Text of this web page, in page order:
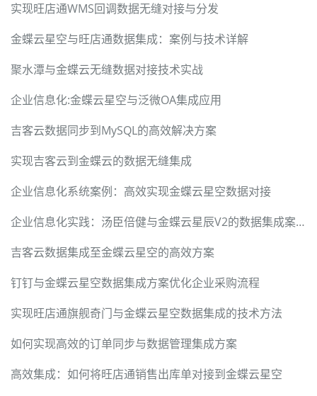
实现旺店通WMS回调数据无缝对接与分发
金蝶云星空与旺店通数据集成：案例与技术详解
聚水潭与金蝶云无缝数据对接技术实战
企业信息化:金蝶云星空与泛微OA集成应用
吉客云数据同步到MySQL的高效解决方案
实现吉客云到金蝶云的数据无缝集成
企业信息化系统案例：高效实现金蝶云星空数据对接
企业信息化实践：汤臣倍健与金蝶云星辰V2的数据集成案例
吉客云数据集成至金蝶云星空的高效方案
钉钉与金蝶云星空数据集成方案优化企业采购流程
实现旺店通旗舰奇门与金蝶云星空数据集成的技术方法
如何实现高效的订单同步与数据管理集成方案
高效集成：如何将旺店通销售出库单对接到金蝶云星空